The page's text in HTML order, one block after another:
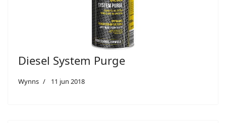
Diesel System Purge
Wynns 11 jun 2018